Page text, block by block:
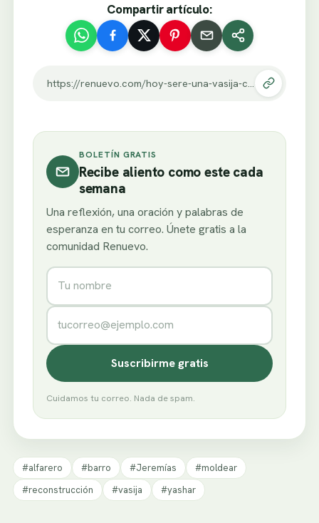
Compartir artículo:
https://renuevo.com/hoy-sere-una-vasija-conforme-su-deseo.html
BOLETÍN GRATIS
Recibe aliento como este cada
semana
Una reflexión, una oración y palabras de
esperanza en tu correo. Únete gratis a la
comunidad Renuevo.
Nombre
Correo electrónico
Suscribirme gratis
Cuidamos tu correo. Nada de spam.
#alfarero #barro #Jeremías
#moldear
#reconstrucción
#vasija #yashar